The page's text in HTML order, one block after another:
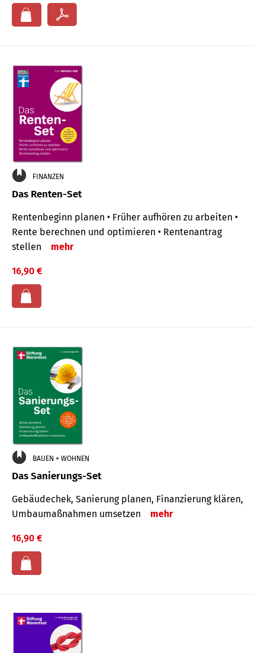
FINANZEN
Das Renten-Set
Rentenbeginn planen • Früher aufhören zu arbeiten •
Rente berechnen und optimieren • Rentenantrag
stellen
mehr
16,90 €
BAUEN + WOHNEN
Das Sanierungs-Set
Gebäudechek, Sanierung planen, Finanzierung klären,
Umbaumaßnahmen umsetzen
mehr
16,90 €